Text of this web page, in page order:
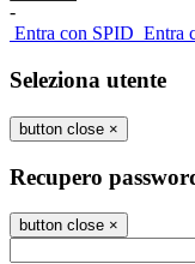
-
Entra con SPID Entra
Seleziona utente
button close ×
Recupero
button close ×